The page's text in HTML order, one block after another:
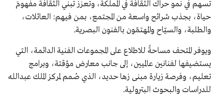
تسهم في نمو حراك الثقافة في المملكة، وتعزز تبني الثقافة مفهومَ
حياة، بجذب شرائح واسعة من المجتمع، بمن فيهم: العائلات،
والطلبة، والسيّاح والمهتمّون بالفنون البصرية.
ويوفر المتحف مساحةً للاطلاع على المجموعات الفنية الدائمة، التي
يستضيفها لفنانين عالميين، إلى جانب معارض مؤقتة، وبرامج
تعليم، وفرصة زيارة مبنى زها حديد، الذي صُمم لمركز الملك عبدالله
للدراسات والبحوث البترولية.